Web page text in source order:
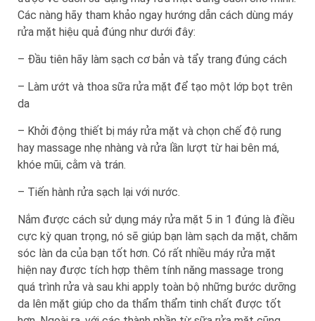
Các nàng hãy tham khảo ngay hướng dẫn cách dùng máy
rửa mặt hiệu quả đúng như dưới đây:
– Đầu tiên hãy làm sạch cơ bản và tẩy trang đúng cách
– Làm ướt và thoa sữa rửa mặt để tạo một lớp bọt trên
da
– Khởi động thiết bị máy rửa mặt và chọn chế độ rung
hay massage nhẹ nhàng và rửa lần lượt từ hai bên má,
khóe mũi, cằm và trán.
– Tiến hành rửa sạch lại với nước.
Nắm được cách sử dụng máy rửa mặt 5 in 1 đúng là điều
cực kỳ quan trọng, nó sẽ giúp bạn làm sạch da mặt, chăm
sóc làn da của bạn tốt hơn. Có rất nhiều máy rửa mặt
hiện nay được tích hợp thêm tính năng massage trong
quá trình rửa và sau khi apply toàn bộ những bước dưỡng
da lên mặt giúp cho da thẩm thẩm tinh chất được tốt